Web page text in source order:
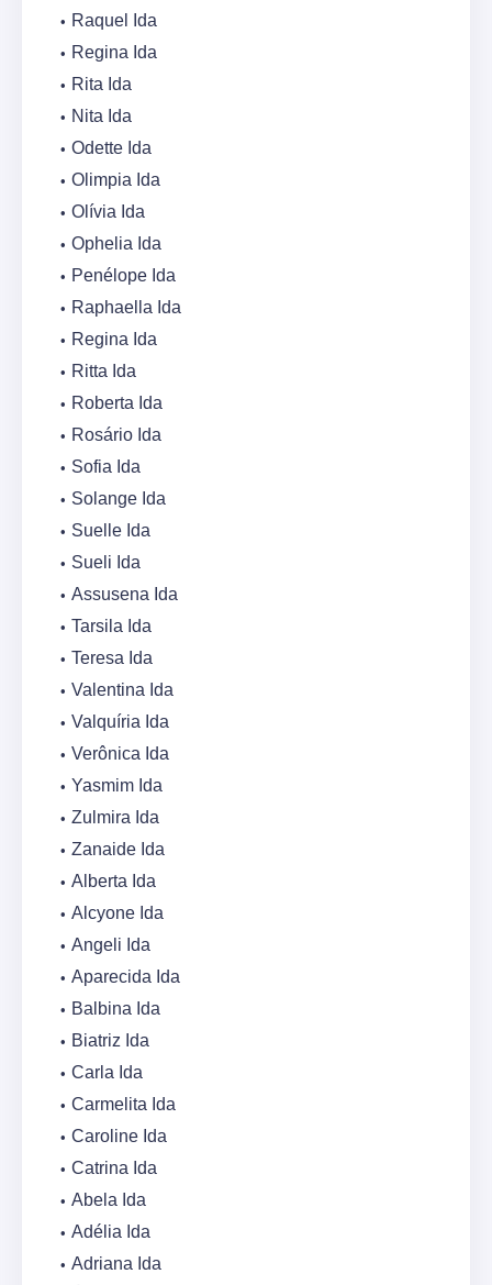
Raquel Ida
Regina Ida
Rita Ida
Nita Ida
Odette Ida
Olimpia Ida
Olívia Ida
Ophelia Ida
Penélope Ida
Raphaella Ida
Regina Ida
Ritta Ida
Roberta Ida
Rosário Ida
Sofia Ida
Solange Ida
Suelle Ida
Sueli Ida
Assusena Ida
Tarsila Ida
Teresa Ida
Valentina Ida
Valquíria Ida
Verônica Ida
Yasmim Ida
Zulmira Ida
Zanaide Ida
Alberta Ida
Alcyone Ida
Angeli Ida
Aparecida Ida
Balbina Ida
Biatriz Ida
Carla Ida
Carmelita Ida
Caroline Ida
Catrina Ida
Abela Ida
Adélia Ida
Adriana Ida